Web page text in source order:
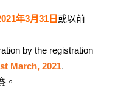
年3月31日 或以前
by the registration
March, 2021.
。